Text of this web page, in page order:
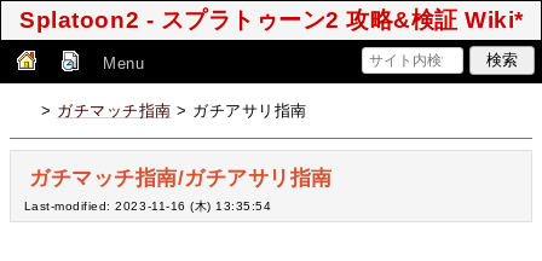
Splatoon2 - スプラトゥーン2 攻略&検証 Wiki*
Menu
> ガチマッチ指南 > ガチアサリ指南
ガチマッチ指南/ガチアサリ指南
Last-modified: 2023-11-16 (木) 13:35:54